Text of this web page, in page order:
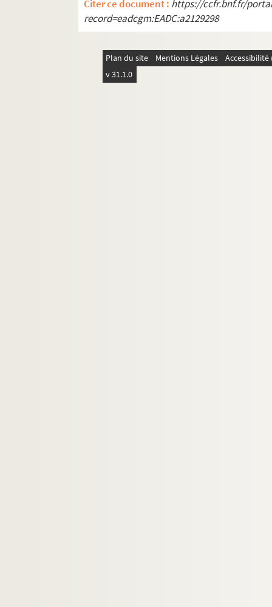
Citer ce document : https://ccfr.bnf.fr/
record=eadcgm:EADC:a2129298
Plan du site Mentions Légales
v 31.1.0